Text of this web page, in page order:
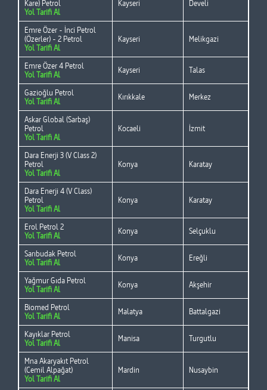
Kare) Petrol
Yol Tarifi Al
Kayseri Develi
Emre Özer - İnci Petrol
(Özerler) - 2 Petrol
Yol Tarifi Al
Kayseri Melikgazi
Emre Özer 4 Petrol
Yol Tarifi Al
Kayseri Talas
Gazioğlu Petrol
Yol Tarifi Al
Kırıkkale Merkez
Askar Global (Sarbaş)
Petrol
Yol Tarifi Al
Kocaeli İzmit
Dara Enerji 3 (V Class 2)
Petrol
Yol Tarifi Al
Konya Karatay
Dara Enerji 4 (V Class)
Petrol
Yol Tarifi Al
Konya Karatay
Erol Petrol 2
Yol Tarifi Al
Konya Selçuklu
Sarıbudak Petrol
Yol Tarifi Al
Konya Ereğli
Yağmur Gıda Petrol
Yol Tarifi Al
Konya Akşehir
Biomed Petrol
Yol Tarifi Al
Malatya Battalgazi
Kayıklar Petrol
Yol Tarifi Al
Manisa Turgutlu
Mna Akaryakıt Petrol
(Cemil Alpağat)
Yol Tarifi Al
Mardin Nusaybin